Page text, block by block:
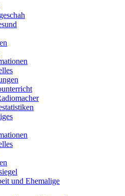
und Ehemalige